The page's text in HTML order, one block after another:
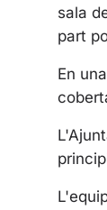
sala
part
En